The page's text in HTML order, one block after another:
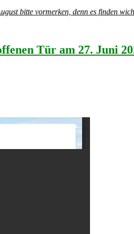
bitte vormerken, denn es finden
Tür am 27. Juni